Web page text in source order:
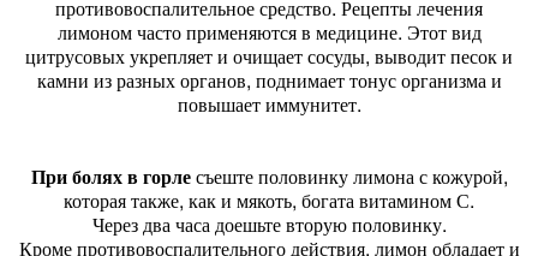
противовоспалительное средство. Рецепты лечения
лимоном часто применяются в медицине. Этот вид
цитрусовых укрепляет и очищает сосуды, выводит песок и
камни из разных органов, поднимает тонус организма и
повышает иммунитет.
При болях в горлесъеште половинку лимона с кожурой,
которая также, как и мякоть, богата витамином С.
Через два часа доешьте вторую половинку.
Кроме противовоспалительного действия, лимон обладает и